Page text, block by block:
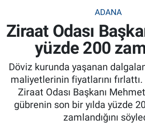
ADANA
Ziraat Odası
yüzde 200
Döviz kurunda yaşanan
maliyetlerinin fiyatlarını
Ziraat Odası Başkanı
gübrenin son bir yılda yüzde
zamlandığını
Tarımsal Destekler
Tarım Bakanlığı
TZOB
Tarım Kredi Kooperatifleri
Tüm Manşetler
Son Dakika Haberleri
Haber Arşivi